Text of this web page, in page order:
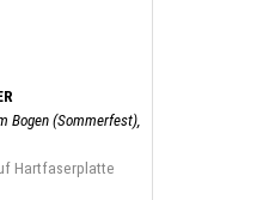
Bogen (Sommerfest),
Hartfaserplatte